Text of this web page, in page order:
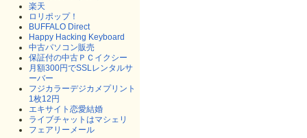
楽天
ロリポップ！
BUFFALO Direct
Happy Hacking Keyboard
中古パソコン販売
保証付の中古ＰＣイクシー
月額300円でSSLレンタルサ
ーバー
フジカラーデジカメプリント
1枚12円
エキサイト恋愛結婚
ライブチャットはマシェリ
フェアリーメール